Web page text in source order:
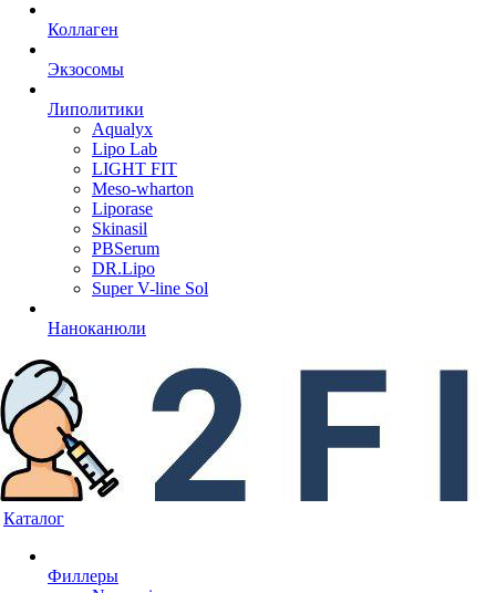
Коллаген
Экзосомы
Липолитики
Aqualyx
Lipo Lab
LIGHT FIT
Meso-wharton
Liporase
Skinasil
PBSerum
DR.Lipo
Super V-line Sol
Наноканюли
Каталог
Филлеры